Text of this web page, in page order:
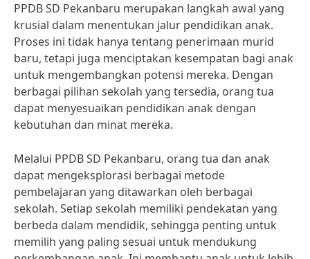
PPDB SD Pekanbaru merupakan langkah awal yang
krusial dalam menentukan jalur pendidikan anak.
Proses ini tidak hanya tentang penerimaan murid
baru, tetapi juga menciptakan kesempatan bagi anak
untuk mengembangkan potensi mereka. Dengan
berbagai pilihan sekolah yang tersedia, orang tua
dapat menyesuaikan pendidikan anak dengan
kebutuhan dan minat mereka.
Melalui PPDB SD Pekanbaru, orang tua dan anak
dapat mengeksplorasi berbagai metode
pembelajaran yang ditawarkan oleh berbagai
sekolah. Setiap sekolah memiliki pendekatan yang
berbeda dalam mendidik, sehingga penting untuk
memilih yang paling sesuai untuk mendukung